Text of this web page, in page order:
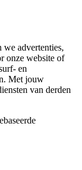
we advertenties,
onze website of
en
Met jouw
van derden